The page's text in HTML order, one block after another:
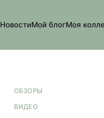
НовостиМой блогМоя
ОБЗОРЫ
ВИДЕО